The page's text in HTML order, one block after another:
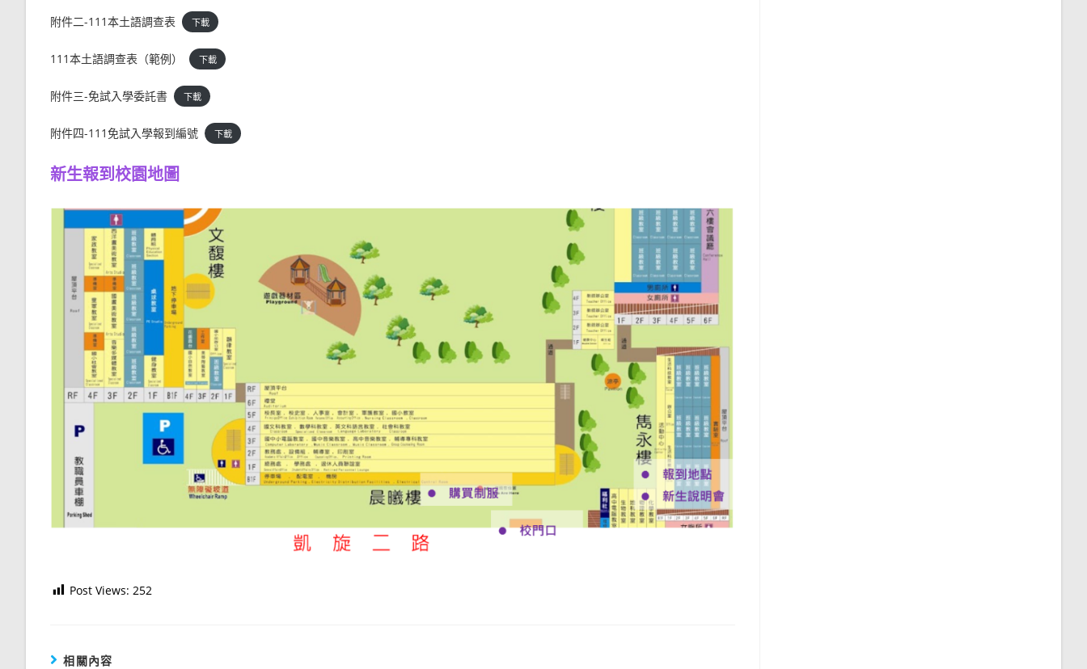
附件二-111本土語調查表 下載
111本土語調查表（範例） 下載
附件三-免試入學委託書 下載
附件四-111免試入學報到編號 下載
新生報到校園地圖
Post Views: 252
相關內容